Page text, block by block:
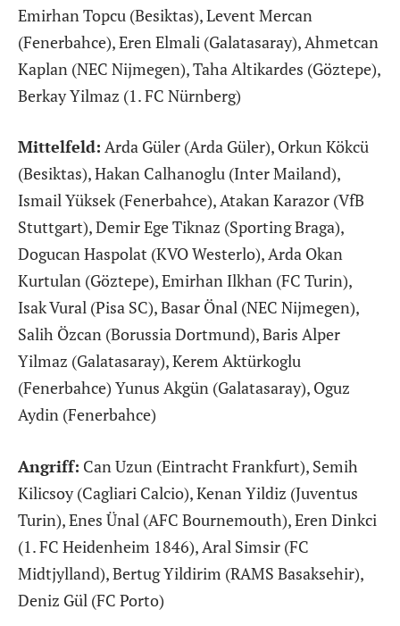
Emirhan Topcu (Besiktas), Levent Mercan
(Fenerbahce), Eren Elmali (Galatasaray), Ahmetcan
Kaplan (NEC Nijmegen), Taha Altikardes (Göztepe),
Berkay Yilmaz (1. FC Nürnberg)
Mittelfeld: Arda Güler (Arda Güler), Orkun Kökcü
(Besiktas), Hakan Calhanoglu (Inter Mailand),
Ismail Yüksek (Fenerbahce), Atakan Karazor (VfB
Stuttgart), Demir Ege Tiknaz (Sporting Braga),
Dogucan Haspolat (KVO Westerlo), Arda Okan
Kurtulan (Göztepe), Emirhan Ilkhan (FC Turin),
Isak Vural (Pisa SC), Basar Önal (NEC Nijmegen),
Salih Özcan (Borussia Dortmund), Baris Alper
Yilmaz (Galatasaray), Kerem Aktürkoglu
(Fenerbahce) Yunus Akgün (Galatasaray), Oguz
Aydin (Fenerbahce)
Angriff: Can Uzun (Eintracht Frankfurt), Semih
Kilicsoy (Cagliari Calcio), Kenan Yildiz (Juventus
Turin), Enes Ünal (AFC Bournemouth), Eren Dinkci
(1. FC Heidenheim 1846), Aral Simsir (FC
Midtjylland), Bertug Yildirim (RAMS Basaksehir),
Deniz Gül (FC Porto)